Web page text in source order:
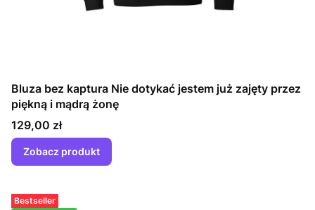
Bluza bez kaptura Nie dotykać jestem już zajęty przez
piękną i mądrą żonę
Cena
129,00 zł
Zobacz produkt
Bestseller